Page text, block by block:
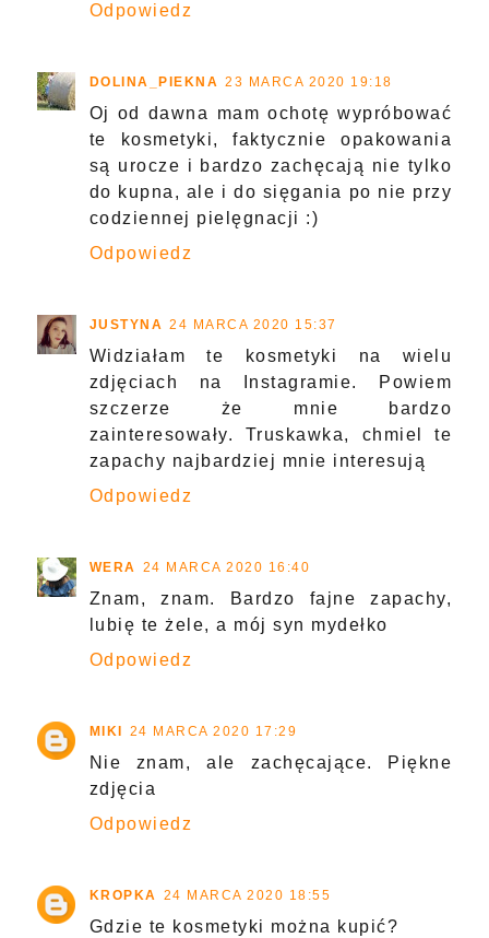
Odpowiedz
DOLINA_PIEKNA 23 MARCA 2020 19:18
Oj od dawna mam ochotę wypróbować
te kosmetyki, faktycznie opakowania
są urocze i bardzo zachęcają nie tylko
do kupna, ale i do sięgania po nie przy
codziennej pielęgnacji :)
Odpowiedz
JUSTYNA 24 MARCA 2020 15:37
Widziałam te kosmetyki na wielu
zdjęciach na Instagramie. Powiem
szczerze że mnie bardzo
zainteresowały. Truskawka, chmiel te
zapachy najbardziej mnie interesują
Odpowiedz
WERA 24 MARCA 2020 16:40
Znam, znam. Bardzo fajne zapachy,
lubię te żele, a mój syn mydełko
Odpowiedz
MIKI 24 MARCA 2020 17:29
Nie znam, ale zachęcające. Piękne
zdjęcia
Odpowiedz
KROPKA 24 MARCA 2020 18:55
Gdzie te kosmetyki można kupić?